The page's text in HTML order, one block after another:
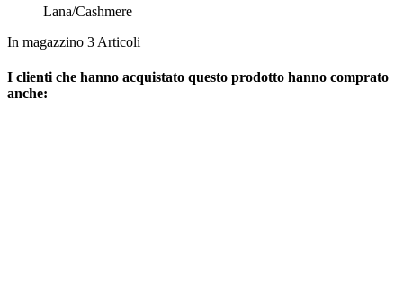
Lana/Cashmere
In magazzino 3 Articoli
I clienti che hanno acquistato questo prodotto hanno comprato
anche: